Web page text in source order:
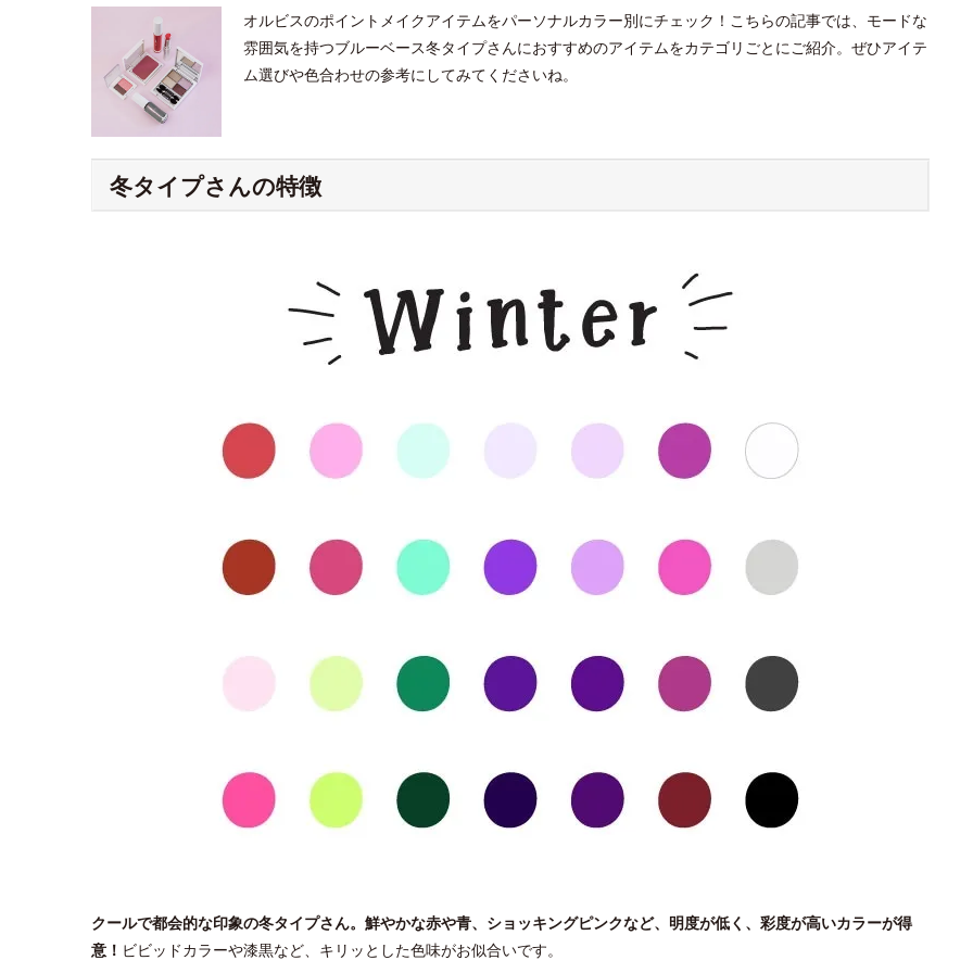
オルビスのポイントメイクアイテムをパーソナルカラー別にチェック！こちらの記事では、モードな
雰囲気を持つブルーベース冬タイプさんにおすすめのアイテムをカテゴリごとにご紹介。ぜひアイテ
ム選びや色合わせの参考にしてみてくださいね。
冬タイプさんの特徴
クールで都会的な印象の冬タイプさん。鮮やかな赤や青、ショッキングピンクなど、明度が低く、彩度が高いカラーが得
意！ ビビッドカラーや漆黒など、キリッとした色味がお似合いです。